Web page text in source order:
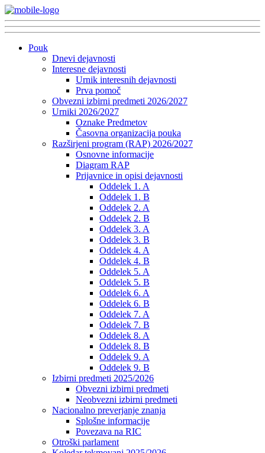
Pouk
Dnevi dejavnosti
Interesne dejavnosti
Urnik interesnih dejavnosti
Prva pomoč
Obvezni izbirni predmeti 2026/2027
Urniki 2026/2027
Oznake Predmetov
Časovna organizacija pouka
Razširjeni program (RAP) 2026/2027
Osnovne informacije
Diagram RAP
Prijavnice in opisi dejavnosti
Oddelek 1. A
Oddelek 1. B
Oddelek 2. A
Oddelek 2. B
Oddelek 3. A
Oddelek 3. B
Oddelek 4. A
Oddelek 4. B
Oddelek 5. A
Oddelek 5. B
Oddelek 6. A
Oddelek 6. B
Oddelek 7. A
Oddelek 7. B
Oddelek 8. A
Oddelek 8. B
Oddelek 9. A
Oddelek 9. B
Izbirni predmeti 2025/2026
Obvezni izbirni predmeti
Neobvezni izbirni predmeti
Nacionalno preverjanje znanja
Splošne informacije
Povezava na RIC
Otroški parlament